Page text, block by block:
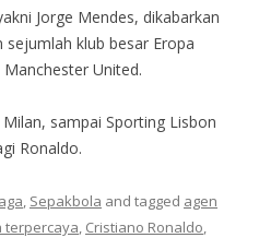
Jorge Mendes, dikabarkan
klub besar Eropa
United.
sampai Sporting Lisbon
Ronaldo.
, Sepakbola and tagged agen
terpercaya, Cristiano Ronaldo,